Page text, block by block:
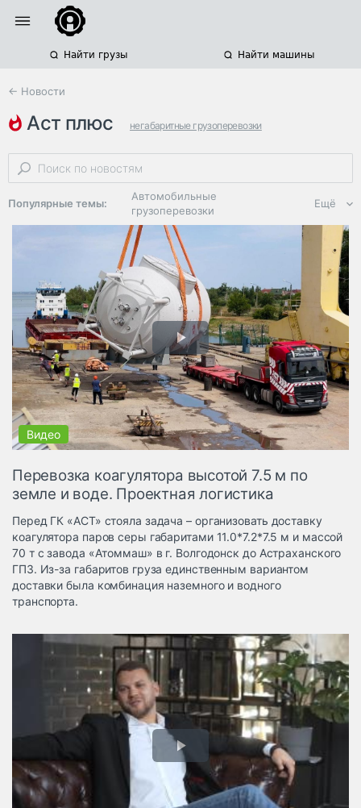
Найти грузы Найти машины
← Новости
аст плюс негабаритные грузоперевозки
негабаритные грузы автомобильные грузоперевозки
Популярные темы:
Автомобильные
грузоперевозки
Региональная
логистика
ЭДО, ИТ в
логистике
Дороги,
инфраструктура
Логистика, грузы
Негабаритные и
опасные грузы
Безопасность и
страхование
Таможня и ВЭД
грузовые
терминалы
Коммерческий
транспорт
Автосервис,
запчасти, шины
Топливо, масла и
автохимия
Дзен
Ещё
Перевозка коагулятора высотой 7.5 м по
земле и воде. Проектная логистика
Перед ГК «АСТ» стояла задача – организовать доставку
коагулятора паров серы габаритами 11.0*7.2*7.5 м и массой
70 т с завода «Атоммаш» в г. Волгодонск до Астраханского
ГПЗ. Из-за габаритов груза единственным вариантом
доставки была комбинация наземного и водного
транспорта.